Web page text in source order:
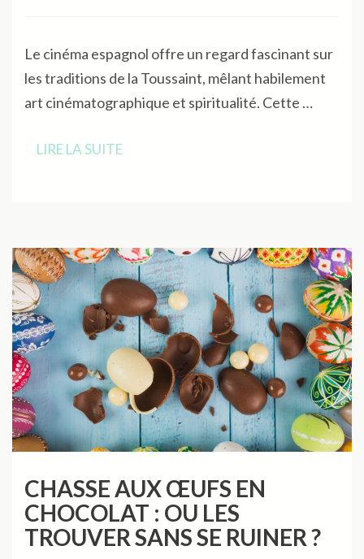
Le cinéma espagnol offre un regard fascinant sur
les traditions de la Toussaint, mêlant habilement
art cinématographique et spiritualité. Cette …
LIRE LA SUITE
CHASSE AUX ŒUFS EN
CHOCOLAT : OU LES
TROUVER SANS SE RUINER ?